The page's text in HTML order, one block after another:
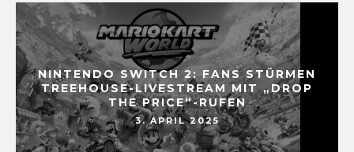
NINTENDO SWITCH 2: FANS STÜRMEN
TREEHOUSE-LIVESTREAM MIT „DROP
THE PRICE“-RUFEN
3. APRIL 2025